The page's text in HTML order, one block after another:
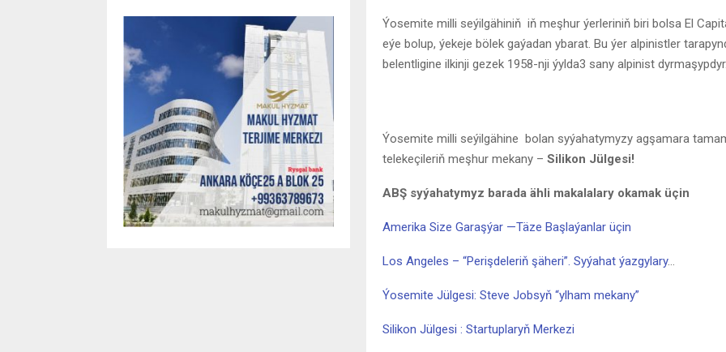
Ýosemite milli seýilgähiniň iň meşhur ýerleriniň biri bolsa El
eýe bolup, ýekeje bölek gaýadan ybarat. Bu ýer alpinistler
belentligine ilkinji gezek 1958-nji ýylda3 sany alpinist dyrmaşypdyr.
Ýosemite milli seýilgähine bolan syýahatymyzy agşamara
telekeçileriň meşhur mekany – Silikon Jülgesi!
ABŞ syýahatymyz barada ähli makalalary okamak üçin
Amerika Size Garaşýar —Täze Başlaýanlar üçin
Los Angeles – “Perişdeleriň şäheri”. Syýahat ýazgylary…
Ýosemite Jülgesi: Steve Jobsyň “ylham mekany”
Silikon Jülgesi : Startuplaryň Merkezi